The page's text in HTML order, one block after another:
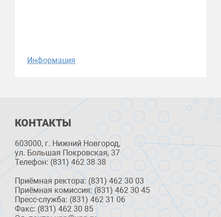
Информация
КОНТАКТЫ
603000, г. Нижний Новгород,
ул. Большая Покровская, 37
Телефон: (831) 462 38 38
Приёмная ректора: (831) 462 30 03
Приёмная комиссия: (831) 462 30 45
Пресс-служба: (831) 462 31 06
Факс: (831) 462 30 85